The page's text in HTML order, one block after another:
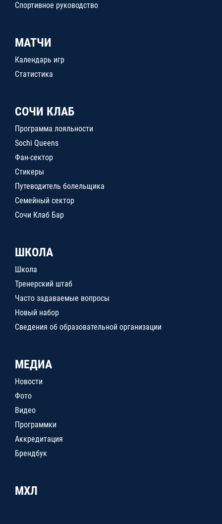
Спортивное руководство
МАТЧИ
Календарь игр
Статистика
СОЧИ КЛАБ
Программа лояльности
Sochi Queens
Фан-сектор
Стикеры
Путеводитель болельщика
Семейный сектор
Сочи Клаб Бар
ШКОЛА
Школа
Тренерский штаб
Часто задаваемые вопросы
Новый набор
Сведения об образовательной организации
МЕДИА
Новости
Фото
Видео
Программки
Аккредитация
Брендбук
МХЛ